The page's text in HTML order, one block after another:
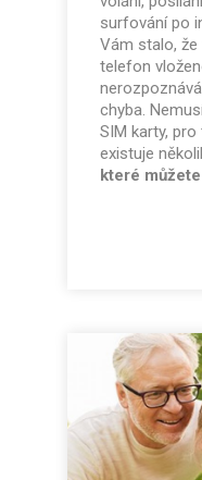
surfování po
Vám stalo,
telefon
chyba.
SIM karty,
existuje
které